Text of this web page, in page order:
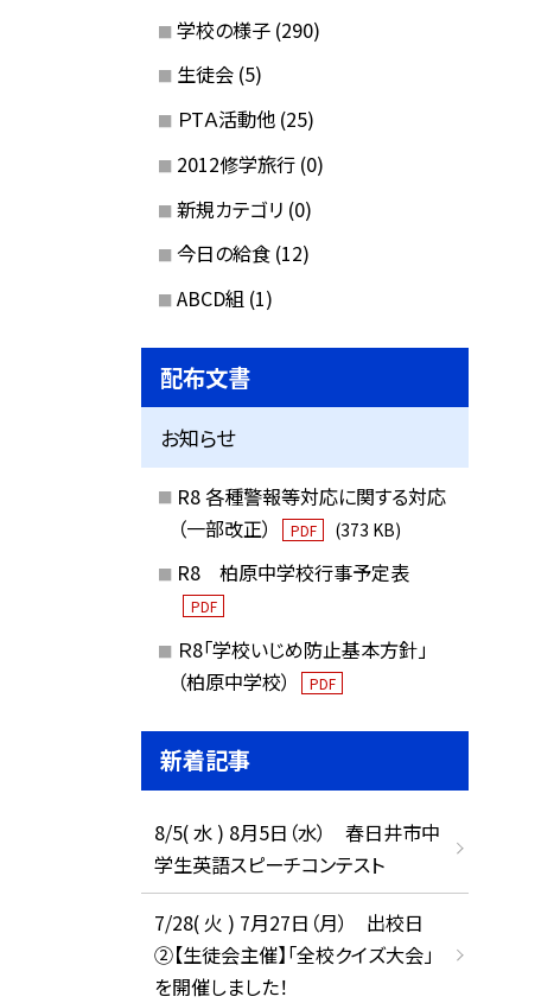
学校の様子 (290)
生徒会 (5)
ＰTＡ活動他 (25)
2012修学旅行 (0)
新規カテゴリ (0)
今日の給食 (12)
ABCD組 (1)
配布文書
お知らせ
R8 各種警報等対応に関する対応
（一部改正）
PDF (373 KB)
R8 柏原中学校行事予定表
PDF
Ｒ8「学校いじめ防止基本方針」
（柏原中学校）
PDF
新着記事
8/5( 水 ) 8月5日（水） 春日井市中
学生英語スピーチコンテスト
7/28( 火 ) 7月27日（月） 出校日
②【生徒会主催】「全校クイズ大会」
を開催しました！